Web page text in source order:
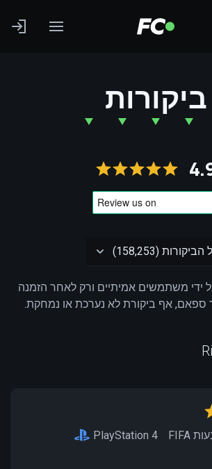
ביקורות
ידי משתמשים אמיתיים ורק לאחר הזמנה
אף ביקורת לא נערכת או נמחקת.
PlayStation 4